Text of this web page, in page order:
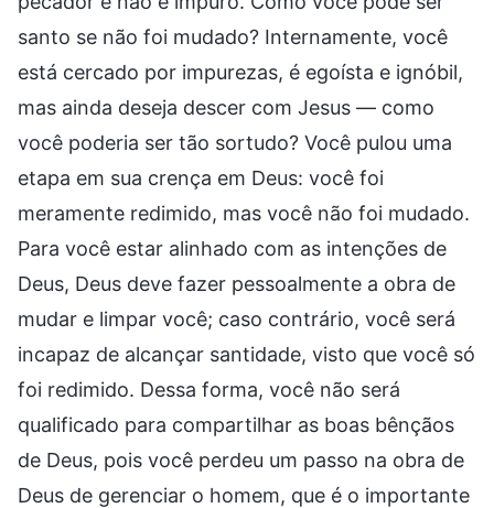
santo se não foi mudado? Internamente, você
está cercado por impurezas, é egoísta e ignóbil,
mas ainda deseja descer com Jesus — como
você poderia ser tão sortudo? Você pulou uma
etapa em sua crença em Deus: você foi
meramente redimido, mas você não foi mudado.
Para você estar alinhado com as intenções de
Deus, Deus deve fazer pessoalmente a obra de
mudar e limpar você; caso contrário, você será
incapaz de alcançar santidade, visto que você só
foi redimido. Dessa forma, você não será
qualificado para compartilhar as boas bênçãos
de Deus, pois você perdeu um passo na obra de
Deus de gerenciar o homem, que é o importante